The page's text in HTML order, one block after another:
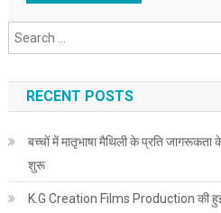
RECENT POSTS
बच्चों में मातृभाषा मैथिली के प्रति जागरूकता
शुरू
K.G Creation Films Production की